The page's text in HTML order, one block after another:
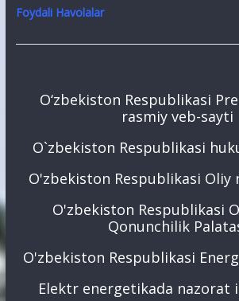
Foydali Havolalar
O‘zbekiston Respublikasi
rasmiy veb-sayti
O`zbekiston Respublikasi
O'zbekiston Respublikasi Oliy
O'zbekiston Respublikasi
Qonunchilik
O'zbekiston Respublikasi
Elektr energetikada nazorat